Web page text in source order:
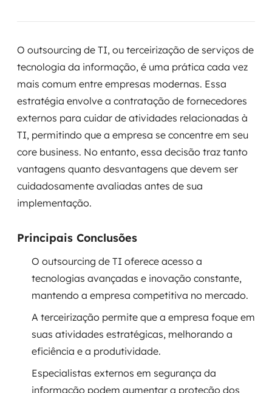
Engenharia de dados
Business Intelligence
Data Lakes & Warehouses
Governança de dados
Modernização de aplicações
Desenvolvimento web e mobile
Modernização tecnológica
Arquitetura de soluções
Migração para Cloud
Transformação digital
UX / UI design
O outsourcing de TI, ou terceirização de serviços de
tecnologia da informação, é uma prática cada vez
mais comum entre empresas modernas. Essa
estratégia envolve a contratação de fornecedores
externos para cuidar de atividades relacionadas à
TI, permitindo que a empresa se concentre em seu
core business. No entanto, essa decisão traz tanto
vantagens quanto desvantagens que devem ser
cuidadosamente avaliadas antes de sua
implementação.
Principais Conclusões
O outsourcing de TI oferece acesso a
tecnologias avançadas e inovação constante,
mantendo a empresa competitiva no mercado.
A terceirização permite que a empresa foque em
suas atividades estratégicas, melhorando a
eficiência e a produtividade.
Especialistas externos em segurança da
informação podem aumentar a proteção dos